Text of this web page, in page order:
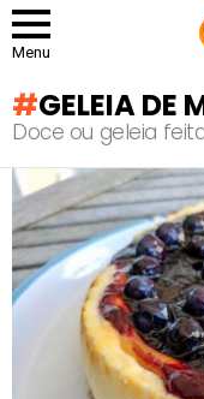
Menu
GELEIA DE
Doce ou geleia
RECOMENDADOS